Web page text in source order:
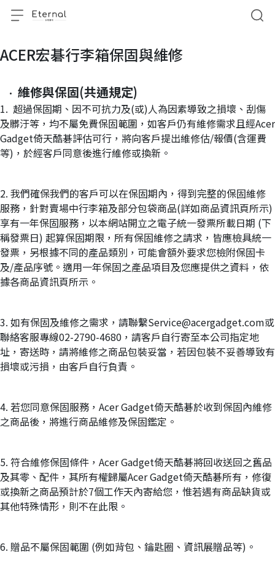
ACER宏碁行李箱保固與維修
維修與保固(共通規定)
1.  超過保固期、因不可抗力及(或)人為因素導致之損壞、刮傷
及髒汙等，均不屬免費保固範圍，如客戶仍有維修需求且經Acer
Gadget倚天酷碁評估可行，將向客戶提出維修估/報價(含運費
等)，於經客戶同意後進行維修或換新。
2. 我們確保我們的客戶可以在保固期內，得到完整的保固維修
服務，針對賣場中行李箱及部分包袋商品(詳如商品資訊頁所示)
享有一年保固服務，以本網站開立之電子統一發票所載日期 (下
稱發票日) 起算保固期限，所有保固維修之請求，皆應檢具統一
發票，另根據不同的產品類別，可能會額外要求您檢附保固卡
及/產品序號。適用一年保固之產品項目及您應提供之資料，依
據各商品資訊頁所示。
3. 如有保固及維修之需求，請聯繫Service@acergadget.com或
聯絡客服專線02-2790-4680，請客戶自行寄至本公司指定地
址，寄送時，請將維修之商品包裝妥當，若因包裝不妥善導致有
損壞或污損，由客戶自行負責。
4. 若您同意保固服務，Acer Gadget倚天酷碁於收到保固內維修
之商品後，將進行商品維修及保固鑑定。
5. 符合維修保固條件，Acer Gadget倚天酷碁將回收送回之舊品
及其零、配件，其所有權歸屬Acer Gadget倚天酷碁所有，修復
或換新之商品預計於7個工作天內寄給您，惟若遇有商品缺貨或
其他特殊情形，則不在此限。
6. 贈品不屬保固範圍 (例如背包、鑰匙圈、資訊展贈品等)。